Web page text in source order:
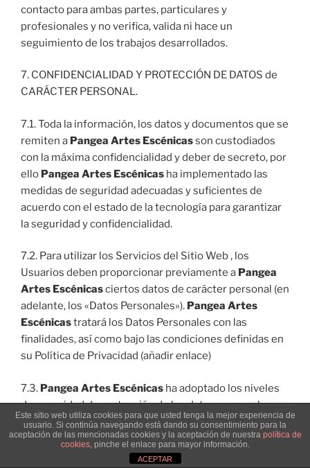
contacto para ambas partes, particulares y
profesionales y no verifica, valida ni hace un
seguimiento de los trabajos desarrollados.
7. CONFIDENCIALIDAD Y PROTECCIÓN DE DATOS de
CARÁCTER PERSONAL.
7.1. Toda la información, los datos y documentos que se
remiten a Pangea Artes Escénicasson custodiados
con la máxima confidencialidad y deber de secreto, por
ello Pangea Artes Escénicas ha implementado las
medidas de seguridad adecuadas y suficientes de
acuerdo con el estado de la tecnología para garantizar
la seguridad y confidencialidad.
7.2. Para utilizar los Servicios del Sitio Web , los
Usuarios deben proporcionar previamente a Pangea
Artes Escénicasciertos datos de carácter personal (en
adelante, los «Datos Personales»). Pangea Artes
Escénicastratará los Datos Personales con las
finalidades, así como bajo las condiciones definidas en
su Política de Privacidad (añadir enlace)
7.3. Pangea Artes Escénicas ha adoptado los niveles
de seguridad de protección de los datos personales
legalmente requeridos y procura instalar otros medios
y medidas técnicas de protección adicionales. No
obstante, el Usuario debe ser consciente de que las
Este sitio web utiliza cookies para que usted tenga la mejor experiencia de
usuario. Si continúa navegando está dando su consentimiento para la
aceptación de las mencionadas cookies y la aceptación de nuestra política de
cookies, pinche el enlace para mayor información.
ACEPTAR